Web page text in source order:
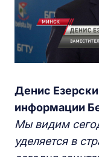
Денис
информации
Мы видим
уделяется в